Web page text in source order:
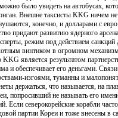
было увидеть на автобусах,
Внешне таксисты KKG ничем
конечно, и долларами с
придают развитию ядерного
режим под действием
винтиком в огромном
является результатом
и обеспечивает его деньгами.
изгоями, туманны и
держаться, что называется, на
попросивший не называть его
Если северокорейские корабли
партии Кореи и тоже внесены